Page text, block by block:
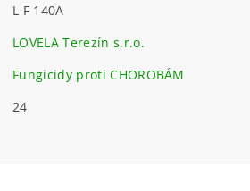
L F 140A
LOVELA Terezín s.r.o.
Fungicidy proti CHOROBÁM
24